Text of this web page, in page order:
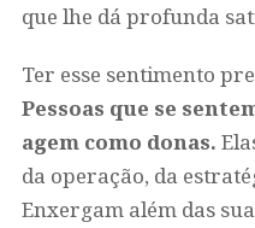
que lhe dá profunda
Ter esse sentimento
Pessoas que se
agem como donas.
da operação, da
Enxergam além das